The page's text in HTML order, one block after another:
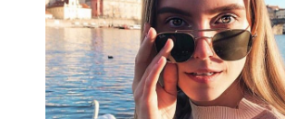
Veľkosť:
Šírka:
Dĺžka stranice:
Šírka mostíka: